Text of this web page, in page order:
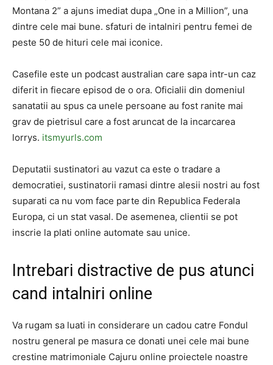
Montana 2” a ajuns imediat dupa „One in a Million”, una
dintre cele mai bune. sfaturi de intalniri pentru femei de
peste 50 de hituri cele mai iconice.
Casefile este un podcast australian care sapa intr-un caz
diferit in fiecare episod de o ora. Oficialii din domeniul
sanatatii au spus ca unele persoane au fost ranite mai
grav de pietrisul care a fost aruncat de la incarcarea
lorrys. itsmyurls.com
Deputatii sustinatori au vazut ca este o tradare a
democratiei, sustinatorii ramasi dintre alesii nostri au fost
suparati ca nu vom face parte din Republica Federala
Europa, ci un stat vasal. De asemenea, clientii se pot
inscrie la plati online automate sau unice.
Intrebari distractive de pus atunci
cand intalniri online
Va rugam sa luati in considerare un cadou catre Fondul
nostru general pe masura ce donati unei cele mai bune
crestine matrimoniale Cajuru online proiectele noastre